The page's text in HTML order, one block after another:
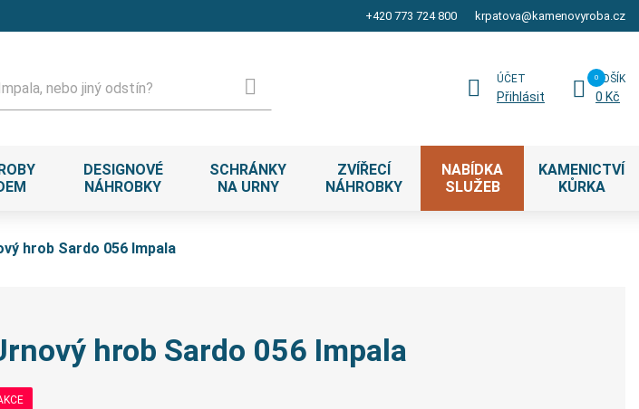
+420 773 724 800 krpatova@kamenovyroba.cz
ÚČET
Přihlásit
KOŠÍK
0 Kč
DESIGNOVÉ
NÁHROBKY
SCHRÁNKY
NA URNY
ZVÍŘECÍ
NÁHROBKY
NABÍDKA
SLUŽEB
KAMENICTVÍ
KŮRKA
hrob Sardo 056 Impala
hrob Sardo 056 Impala